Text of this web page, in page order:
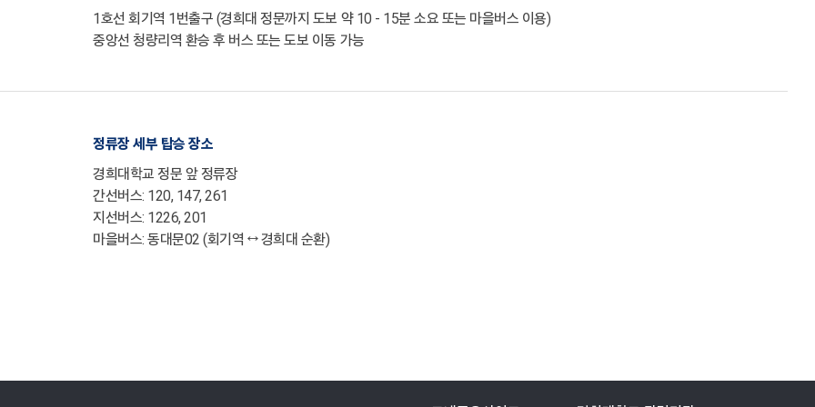
1호선 회기역 1번출구 (경희대 정문까지 도보 약 10 - 15분 소요 또는 마을버스 이용)
중앙선 청량리역 환승 후 버스 또는 도보 이동 가능
정류장 세부 탑승 장소
경희대학교 정문 앞 정류장
간선버스: 120, 147, 261
지선버스: 1226, 201
마을버스: 동대문02 (회기역 ↔ 경희대 순환)